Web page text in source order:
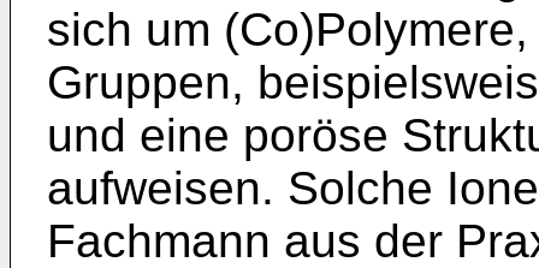
sich um
Gruppen,
und eine poröse
aufweisen. Solche
Fachmann aus der